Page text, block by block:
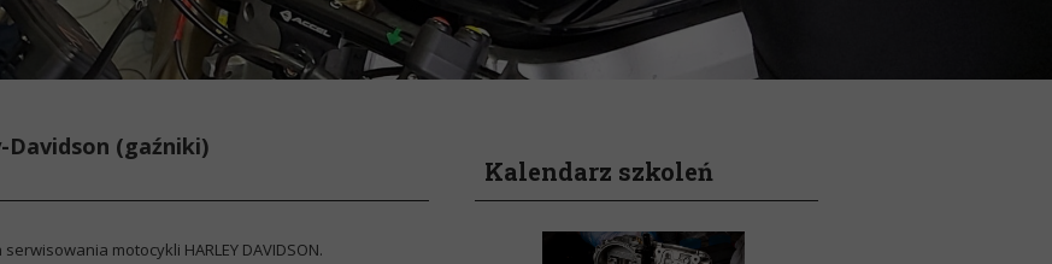
motocykli HARLEY DAVIDSON.
(gaźniki)
Kalendarz szkoleń